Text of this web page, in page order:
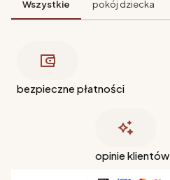
Wszystkie pokój dziecka
bezpieczne płatności
opinie klientów